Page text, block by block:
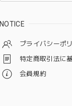
NOTICE
プライバシーポ
特定商取引法に
会員規約